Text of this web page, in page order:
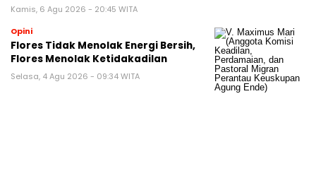
Kamis, 6 Agu 2026 - 20:45 WITA
Opini
Flores Tidak Menolak Energi Bersih,
Flores Menolak Ketidakadilan
Selasa, 4 Agu 2026 - 09:34 WITA